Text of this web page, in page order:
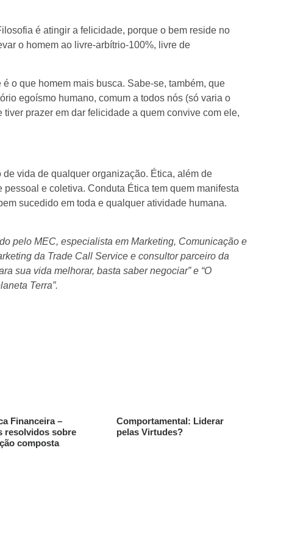
é atingir a felicidade, porque o bem reside no
o homem ao livre-arbítrio-100%, livre de
o que homem mais busca. Sabe-se, também, que
egoísmo humano, comum a todos nós (só varia o
prazer em dar felicidade a quem convive com ele,
vida de qualquer organização. Ética, além de
e coletiva. Conduta Ética tem quem manifesta
sucedido em toda e qualquer atividade humana.
pelo MEC, especialista em Marketing, Comunicação e
da Trade Call Service e consultor parceiro da
sua vida melhorar, basta saber negociar” e “O
Terra”.
Financeira –
resolvidos sobre
composta
Comportamental: Liderar
pelas Virtudes?